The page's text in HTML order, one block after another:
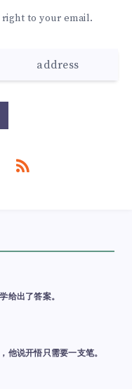
to your email.
给出了答案。
他说开悟只需要一支笔。